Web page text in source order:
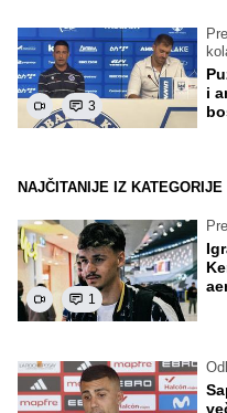
3
i
NAJČITANIJE IZ KATEGORIJE
1